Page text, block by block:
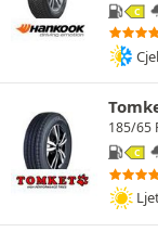
C
185/65
C